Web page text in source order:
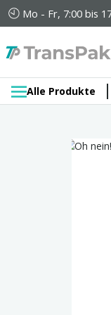
Mo - Fr, 7:00 bis
Alle Produkte